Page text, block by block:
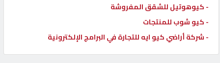
- كيوهوتيل للشقق المفروشة
- كيو شوب للمنتجات
- شركة أراضي كيو ايه للتجارة في البرامج الإلكترونية